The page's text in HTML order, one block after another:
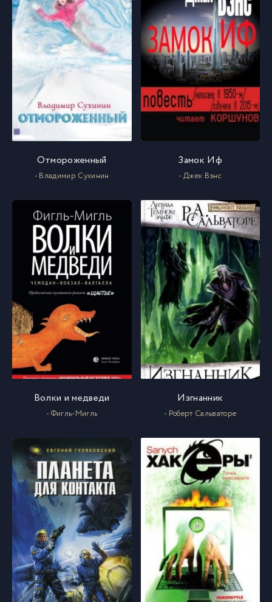
Отмороженный
- Владимир Сухинин
Замок Иф
- Джек Вэнс
Волки и медведи
- Фигль-Мигль
Изгнанник
- Роберт Сальваторе